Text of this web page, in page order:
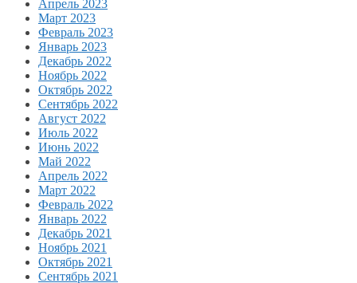
Апрель 2023
Март 2023
Февраль 2023
Январь 2023
Декабрь 2022
Ноябрь 2022
Октябрь 2022
Сентябрь 2022
Август 2022
Июль 2022
Июнь 2022
Май 2022
Апрель 2022
Март 2022
Февраль 2022
Январь 2022
Декабрь 2021
Ноябрь 2021
Октябрь 2021
Сентябрь 2021